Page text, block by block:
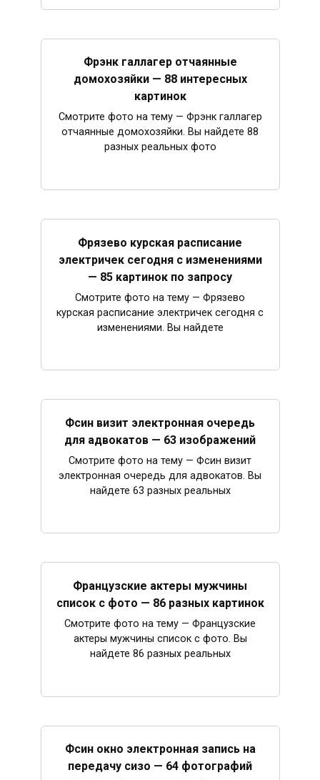
Фрэнк галлагер отчаянные
домохозяйки — 88 интересных
картинок
Смотрите фото на тему — Фрэнк галлагер
отчаянные домохозяйки. Вы найдете 88
разных реальных фото
Фрязево курская расписание
электричек сегодня с изменениями
— 85 картинок по запросу
Смотрите фото на тему — Фрязево
курская расписание электричек сегодня с
изменениями. Вы найдете
Фсин визит электронная очередь
для адвокатов — 63 изображений
Смотрите фото на тему — Фсин визит
электронная очередь для адвокатов. Вы
найдете 63 разных реальных
Французские актеры мужчины
список с фото — 86 разных картинок
Смотрите фото на тему — Французские
актеры мужчины список с фото. Вы
найдете 86 разных реальных
Фсин окно электронная запись на
передачу сизо — 64 фотографий